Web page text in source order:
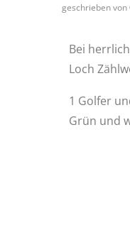
geschrieben von
Bei
Loch
1 Golfer
Grün und